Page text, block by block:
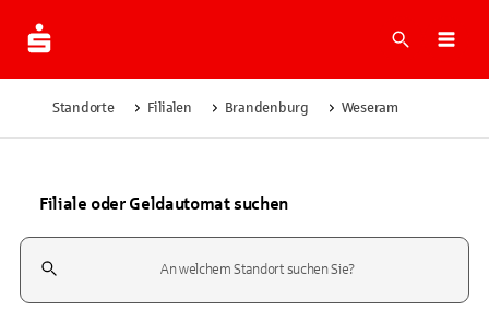
Suche
Standorte Filialen Brandenburg Weseram
Filiale oder Geldautomat suchen
Suchfeld